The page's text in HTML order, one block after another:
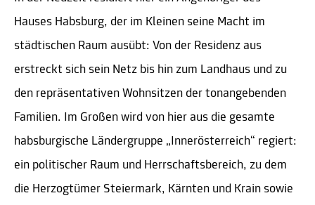
Hauses Habsburg, der im Kleinen seine Macht im
städtischen Raum ausübt: Von der Residenz aus
erstreckt sich sein Netz bis hin zum Landhaus und zu
den repräsentativen Wohnsitzen der tonangebenden
Familien. Im Großen wird von hier aus die gesamte
habsburgische Ländergruppe „Innerösterreich“ regiert:
ein politischer Raum und Herrschaftsbereich, zu dem
die Herzogtümer Steiermark, Kärnten und Krain sowie